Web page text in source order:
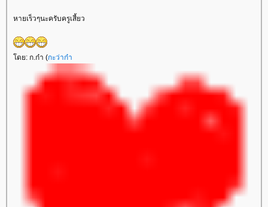
หายเร็วๆนะครับครูเสี้ยว
ดย: ก.ก๋า (กะว่าก๋า